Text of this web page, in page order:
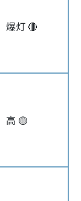
爆灯 🔴
高 🟡